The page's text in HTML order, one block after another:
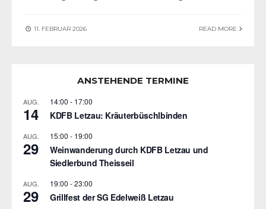
11. FEBRUAR 2026 READ MORE
ANSTEHENDE TERMINE
AUG.
14
14:00 - 17:00
KDFB Letzau: Kräuterbüschlbinden
AUG.
29
15:00 - 19:00
Weinwanderung durch KDFB Letzau und
Siedlerbund Theisseil
AUG.
29
19:00 -23:00
Grillfest der SG Edelweiß Letzau